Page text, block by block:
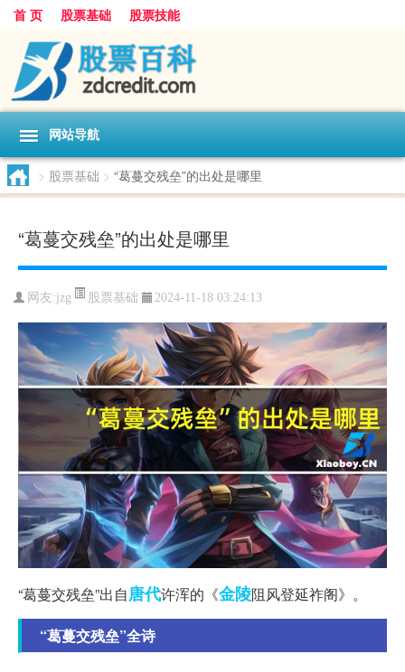
首 页 股票基础 股票技能
网站导航
> 股票基础 > “葛蔓交残垒”的出处是哪里
“葛蔓交残垒”的出处是哪里
网友:jzg 股票基础 2024-11-18 03:24:13
“葛蔓交残垒”出自唐代许浑的《金陵阻风登延祚阁》。
“葛蔓交残垒”全诗